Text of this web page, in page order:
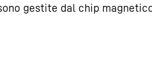
gestite dal chip